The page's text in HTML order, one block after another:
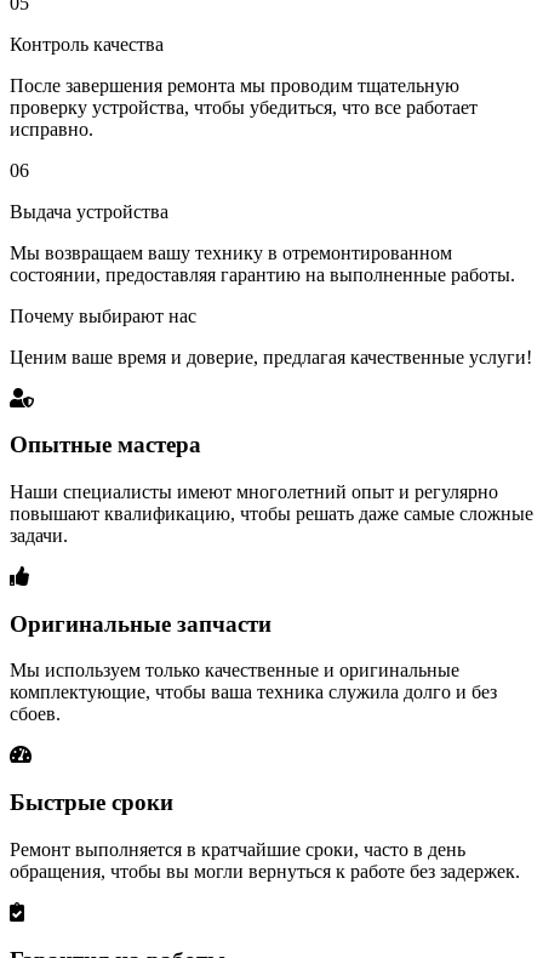
Контроль качества
После завершения ремонта мы проводим тщательную
проверку устройства, чтобы убедиться, что все работает
исправно.
06
Выдача устройства
Мы возвращаем вашу технику в отремонтированном
состоянии, предоставляя гарантию на выполненные работы.
Почему выбирают нас
Ценим ваше время и доверие, предлагая качественные услуги!
Опытные мастера
Наши специалисты имеют многолетний опыт и регулярно
повышают квалификацию, чтобы решать даже самые сложные
задачи.
Оригинальные запчасти
Мы используем только качественные и оригинальные
комплектующие, чтобы ваша техника служила долго и без
сбоев.
Быстрые сроки
Ремонт выполняется в кратчайшие сроки, часто в день
обращения, чтобы вы могли вернуться к работе без задержек.